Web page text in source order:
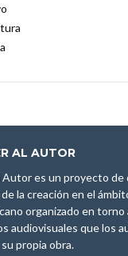
AL AUTOR
Autor es un proyecto de
la creación en el
organizado en torno
audiovisuales que los
propia obra.